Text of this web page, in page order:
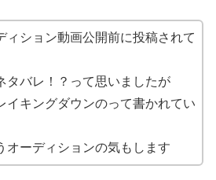
ィション動画公開前に投稿されて
タバレ！？って思いましたが
イキングダウンのって書かれてい
オーディションの気もします